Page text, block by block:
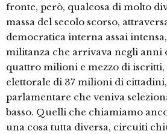
fronte, però, qualcosa di molto
massa del secolo scorso,
democratica interna assai
militanza che arrivava negli anni
quattro milioni e mezzo di
elettorale di 37 milioni di
parlamentare che veniva
basso. Quelli che chiamiamo
una cosa tutta diversa, circuiti